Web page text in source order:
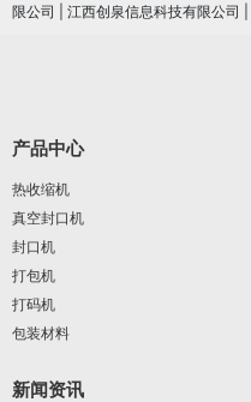
限公司
江西创泉信息科技有限公司
产品中心
热收缩机
真空封口机
封口机
打包机
打码机
包装材料
新闻资讯